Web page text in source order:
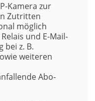
Kamera zur
Zutritten
möglich
und E-Mail-
bei z. B.
weiteren
Abo-